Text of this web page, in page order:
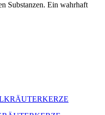
Substanzen. Ein wahrhaft